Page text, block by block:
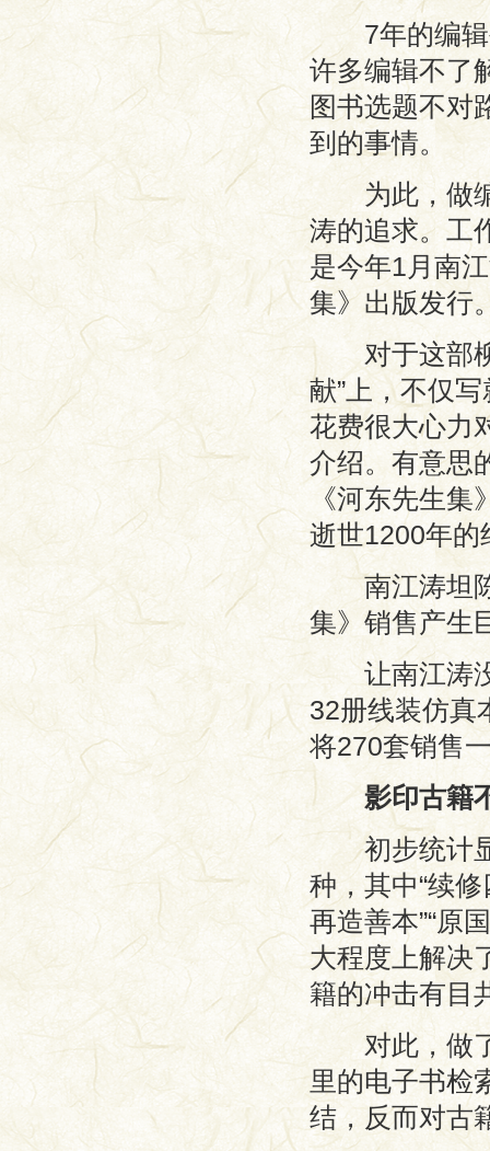
7年的编辑
许多编辑不了
图书选题不对
到的事情。
为此，做编
涛的追求。工
是今年1月南
集》出版发行
对于这部柳
献”上，不仅
花费很大心力
介绍。有意思
《河东先生
逝世1200年的
南江涛坦陈
集》销售产生
让南江涛没
32册线装仿真
将270套销售
影印古籍
初步统计显
种，其中“续
再造善本”“原
大程度上解决
籍的冲击有目
对此，做了
里的电子书检
结，反而对古